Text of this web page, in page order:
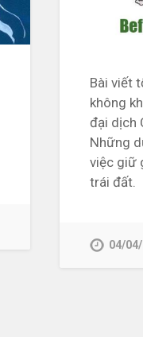
Bài viết
không
đại dịch
Những
việc giữ
trái đất.
04/